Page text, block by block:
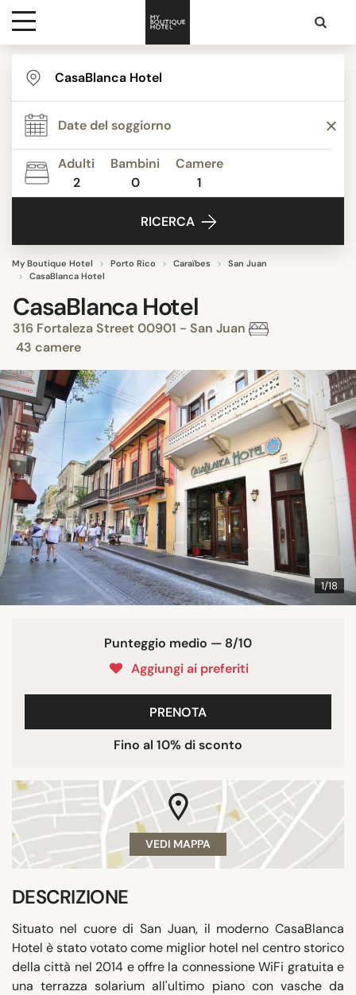
Destinazioni
Ispirazione
Contatti
Adulti
2
Bambini
0
Camere
1
RICERCA
My Boutique Hotel Porto Rico Caraïbes
San Juan
CasaBlanca Hotel
CasaBlanca Hotel
316 Fortaleza Street 00901 - San Juan
43 camere
1/18
Punteggio medio — 8/10
Aggiungi ai preferiti
PRENOTA
Fino al 10% di sconto
VEDI MAPPA
DESCRIZIONE
Situato nel cuore di San Juan, il moderno CasaBlanca
Hotel è stato votato come miglior hotel nel centro storico
della città nel 2014 e offre la connessione WiFi gratuita e
una terrazza solarium all'ultimo piano con vasche da